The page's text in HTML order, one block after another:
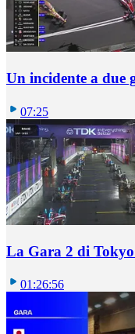
Un incidente a due
07:25
La Gara 2 di
01:26:56